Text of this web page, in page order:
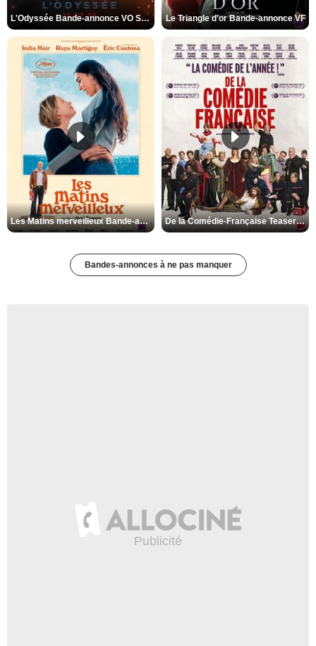
L'Odyssée Bande-annonce VO STFR Le Triangle d'or Bande-annonce VF
Les Matins merveilleux Bande-annonce VF De la Comédie-Française Teaser VF
Bandes-annonces à ne pas manquer